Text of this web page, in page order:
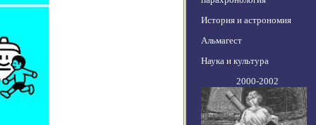
История и астрономия
Альмагест
Наука и культура
2000-2002